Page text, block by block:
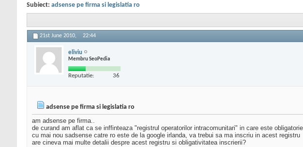
Subiect: adsense pe firma si legislatia ro
21st June 2010, 22:44
eliviu
Membru SeoPedia
Reputatie: 36
adsense pe firma si legislatia ro
am adsense pe firma..
de curand am aflat ca se inffinteaza "registrul operatorilor intracomunitari" in care este
cu mai nou sadsense catre ro este de la google irlanda, va trebui sa ma inscriu in acest registru
are cineva mai multe detalii despre acest registru si obligativitatea inscrierii?